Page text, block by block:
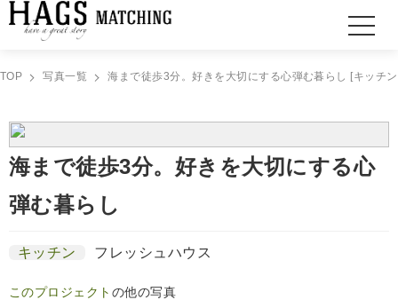
TOP 写真一覧 海まで徒歩3分。好きを大切にする心弾む暮らし [キッチ
海まで徒歩3分。好きを大切にする心
弾む暮らし
キッチン フレッシュハウス
このプロジェクト の他の写真